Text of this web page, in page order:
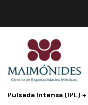
🏠>Medicina Estética
Pulsada Intensa (IPL)